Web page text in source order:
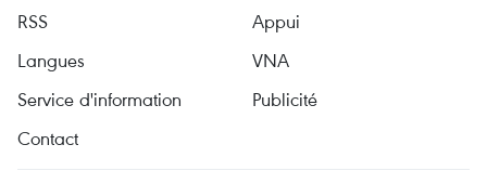
RSS
Appui
Langues
VNA
Service d'information
Publicité
Contact